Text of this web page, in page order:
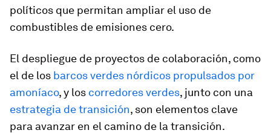
políticos que permitan ampliar el uso de
combustibles de emisiones cero.
El despliegue de proyectos de colaboración, como
el de los barcos verdes nórdicos propulsados por
amoníaco, y los corredores verdes, junto con una
estrategia de transición, son elementos clave
para avanzar en el camino de la transición.